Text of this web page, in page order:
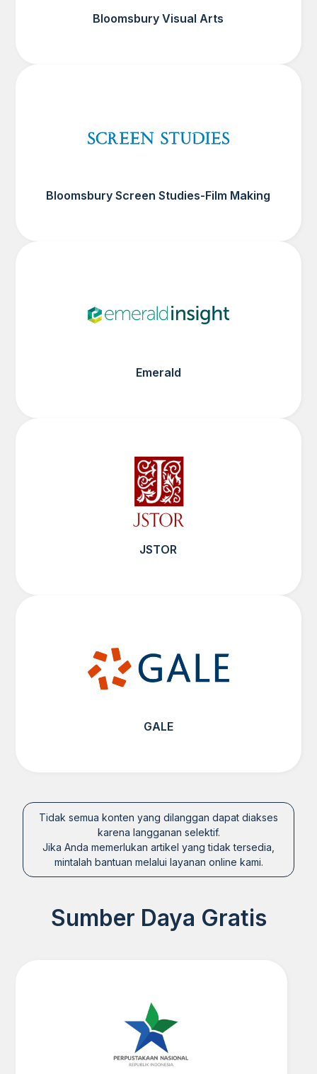
Bloomsbury Visual Arts
Bloomsbury Screen Studies-Film Making
Emerald
JSTOR
GALE
Tidak semua konten yang dilanggan dapat diakses
karena langganan selektif.
Jika Anda memerlukan artikel yang tidak tersedia,
mintalah bantuan melalui layanan online kami.
Sumber Daya Gratis